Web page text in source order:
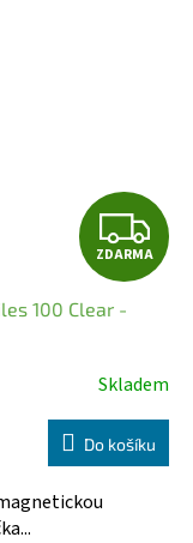
Z
D
R
M
A
ZDARMA
100 Clear -
Skladem
Do košíku